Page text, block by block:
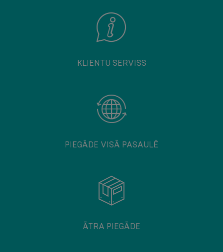
KLIENTU SERVISS
PIEGĀDE VISĀ PASAULĒ
ĀTRA PIEGĀDE